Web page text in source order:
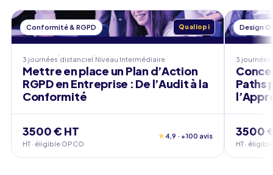
Conformité & RGPD Qualiopi
3 journées distanciel Niveau Intermédiaire
Mettre en place un Plan d’Action
RGPD en Entreprise : De l’Audit à la
Conformité
3500 € HT
HT · éligible OPCO
★ 4,9 · +100 avis
Design
3 journées
Paths
3500
HT ·